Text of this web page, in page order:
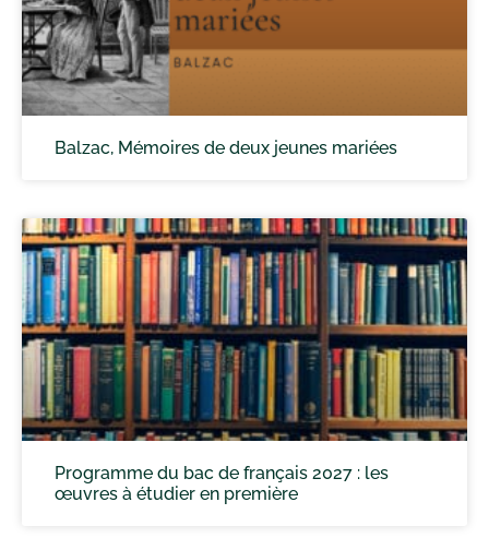
Balzac, Mémoires de deux jeunes mariées
Programme du bac de français 2027 : les
œuvres à étudier en première